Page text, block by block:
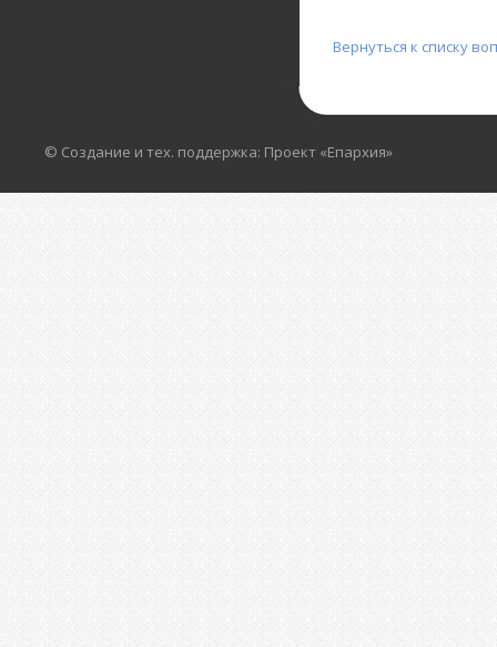
Вернуться к списку
© Создание и тех. поддержка: Проект «Епархия»